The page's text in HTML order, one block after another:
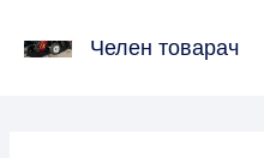
Челен товарач